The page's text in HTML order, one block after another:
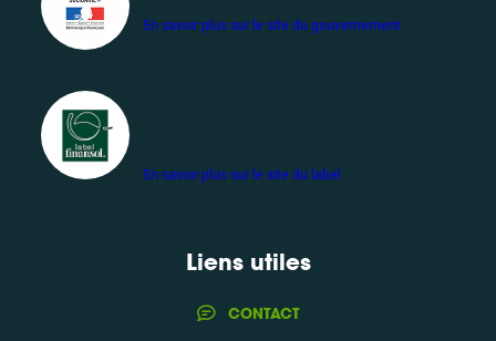
Agrément "Entreprise Solidaire d' Utilité Sociale"
En savoir plus sur le site du gouvernement
Label Finansol
En savoir plus sur le site du label
Liens utiles
CONTACT